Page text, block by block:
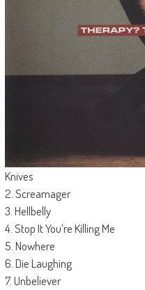
Knives
2. Screamager
3. Hellbelly
4. Stop It You’re Killing Me
5. Nowhere
6. Die Laughing
7. Unbeliever